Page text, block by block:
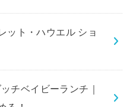
ット・ハウエル ショ
チベイビーランチ｜